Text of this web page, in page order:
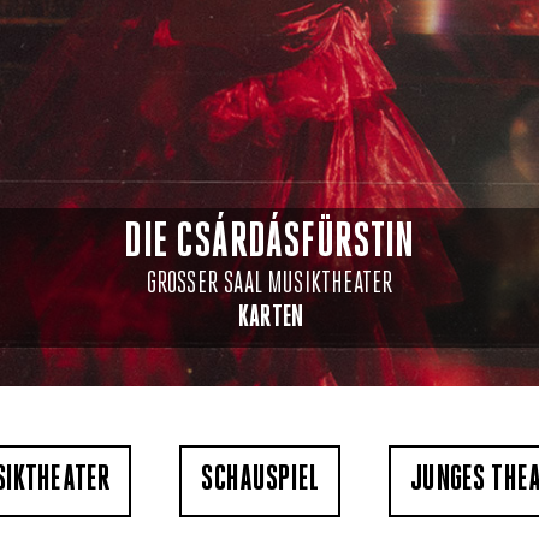
DIE CSÁRDÁSFÜRSTIN
GROSSER SAAL MUSIKTHEATER
KARTEN
SCHAUSPIEL JUNGES